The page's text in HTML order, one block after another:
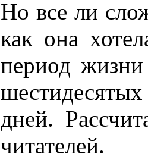
Но все ли
как она
период
дней.
читателей.